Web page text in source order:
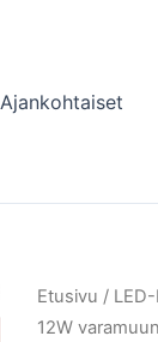
Ajankohtaiset
Etusivu /
12W